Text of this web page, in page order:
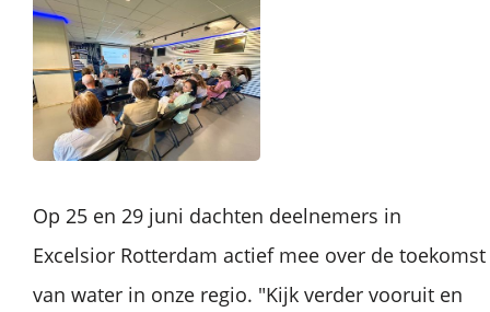
Op 25 en 29 juni dachten deelnemers in
Excelsior Rotterdam actief mee over de toekomst
van water in onze regio. "Kijk verder vooruit en